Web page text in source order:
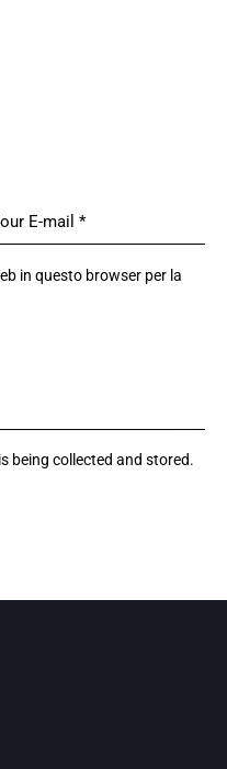
in questo browser per la
being collected and stored.